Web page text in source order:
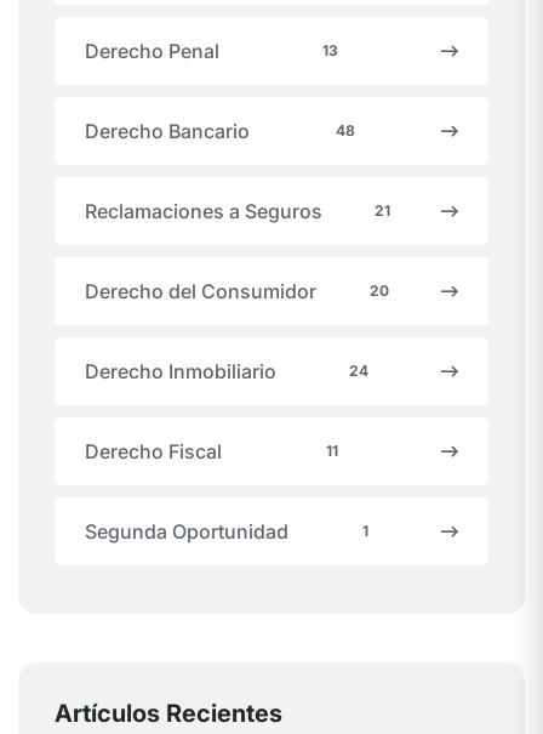
Derecho Penal 13
Derecho Bancario 48
Reclamaciones a Seguros 21
Derecho del Consumidor 20
Derecho Inmobiliario 24
Derecho Fiscal 11
Segunda Oportunidad 1
Artículos Recientes